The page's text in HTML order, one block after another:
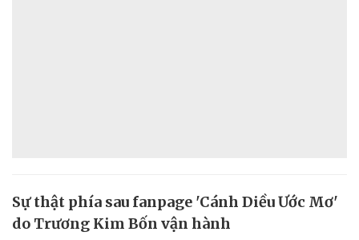
Sự thật phía sau fanpage 'Cánh Diều Ước Mơ'
do Trương Kim Bốn vận hành